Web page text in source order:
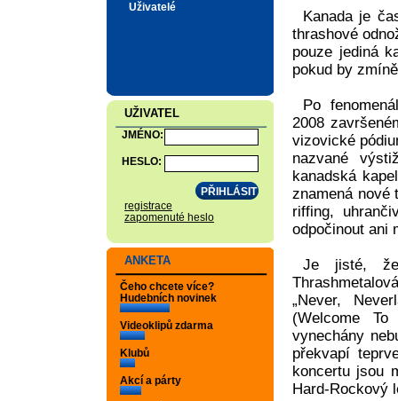
Uživatelé
UŽIVATEL
JMÉNO:
HESLO:
registrace
zapomenuté heslo
ANKETA
Čeho chcete více?
Hudebních novinek
Videoklipů zdarma
Klubů
Akcí a párty
Kanada je
thrashové
pouze jediná
pokud by
Po
2008
vizovické
nazvané
kanadská
znamená nové
riffing,
odpočinout ani
Je jisté, že
„Never,
(Welcome
vynechány
překvapí
koncertu jsou
Hard-Rockový